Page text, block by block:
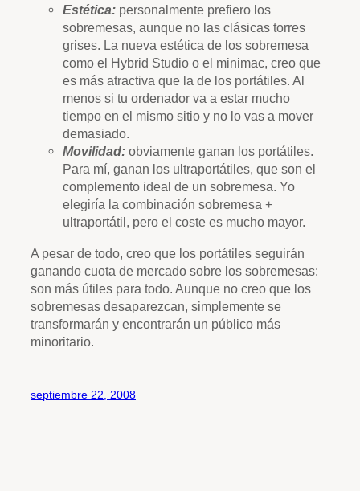
Estética: personalmente prefiero los
sobremesas, aunque no las clásicas torres
grises. La nueva estética de los sobremesa
como el Hybrid Studio o el minimac, creo que
es más atractiva que la de los portátiles. Al
menos si tu ordenador va a estar mucho
tiempo en el mismo sitio y no lo vas a mover
demasiado.
Movilidad: obviamente ganan los portátiles.
Para mí, ganan los ultraportátiles, que son el
complemento ideal de un sobremesa. Yo
elegiría la combinación sobremesa +
ultraportátil, pero el coste es mucho mayor.
A pesar de todo, creo que los portátiles seguirán
ganando cuota de mercado sobre los sobremesas:
son más útiles para todo. Aunque no creo que los
sobremesas desaparezcan, simplemente se
transformarán y encontrarán un público más
minoritario.
septiembre 22, 2008